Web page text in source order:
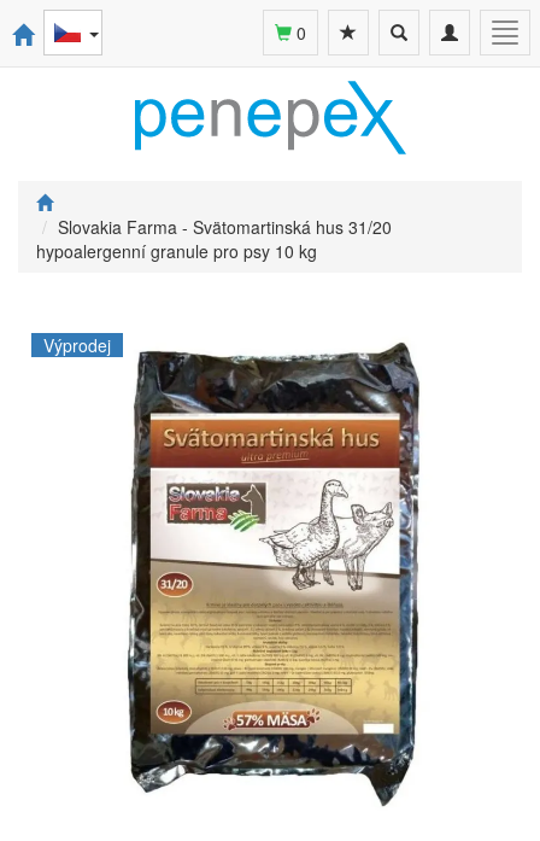
Toggle
navigation
Toggle
search
0
Slovakia Farma - Svätomartinská hus 31/20
hypoalergenní granule pro psy 10 kg
Výprodej